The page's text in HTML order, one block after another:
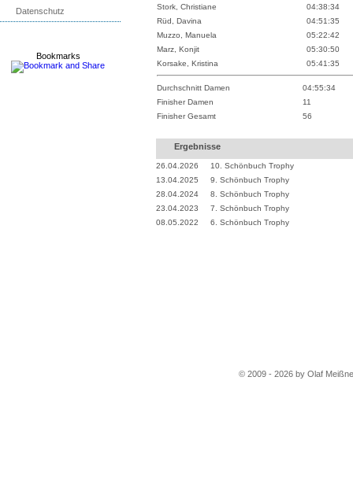
Datenschutz
Bookmarks
Stork, Christiane
04:38:34
Rüd, Davina
04:51:35
Muzzo, Manuela
05:22:42
Marz, Konjit
05:30:50
Korsake, Kristina
05:41:35
Durchschnitt Damen
04:55:34
Finisher Damen
11
Finisher Gesamt
56
Ergebnisse
26.04.2026
10. Schönbuch Trophy
13.04.2025
9. Schönbuch Trophy
28.04.2024
8. Schönbuch Trophy
23.04.2023
7. Schönbuch Trophy
08.05.2022
6. Schönbuch Trophy
© 2009 - 2026 by Olaf